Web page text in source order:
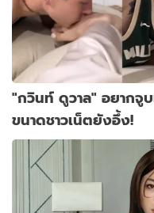
"กวินท์ ดูวาล" อยากจู
ขนาดชาวเน็ตยังอึ้ง!